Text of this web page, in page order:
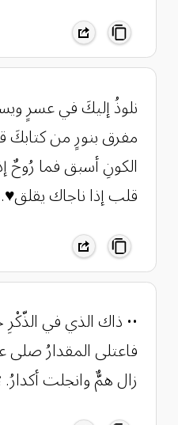
‏نلوذُ إليكَ في عسرٍ
مفرق ‏بنورٍ من كتابكَ
الكونِ أسبق ‏فما رُوحٌ
قلب إذا ناجاك يقلق♥️.
•• ذاك الذي في الذّكْرِ
فاعتلى المقدارُ صلى
زال همٌّ وانجلت